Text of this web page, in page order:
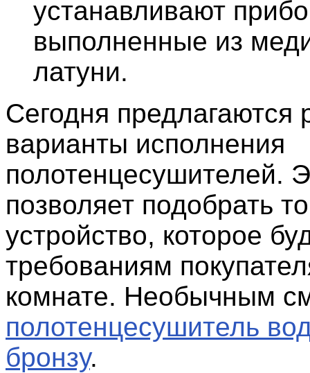
устанавливают
выполненные из
латуни.
Сегодня предлагаются
варианты исполнения
полотенцесушителей.
позволяет подобрать то
устройство, которое
требованиям
комнате. Необычным
полотенцесушитель
бронзу.